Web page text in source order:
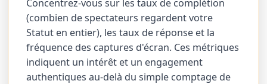
Concentrez-vous sur les taux de complétion
(combien de spectateurs regardent votre
Statut en entier), les taux de réponse et la
fréquence des captures d'écran. Ces métriques
indiquent un intérêt et un engagement
authentiques au-delà du simple comptage de